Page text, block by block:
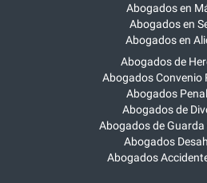
Abogados en
Abogados en
Abogados en
Abogados de
Abogados Convenio
Abogados
Abogados de
Abogados de Guarda
Abogados
Abogados